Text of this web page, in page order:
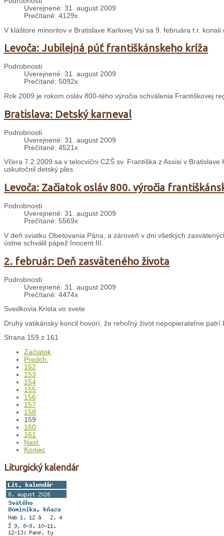
Uverejnené: 31. august 2009
Prečítané: 4129x
V kláštore minoritov v Bratislave Karlovej Vsi sa 9. februára t.r.
Levoča: Jubilejná púť františkánskeho kríža
Podrobnosti
Uverejnené: 31. august 2009
Prečítané: 5092x
Rok 2009 je rokom osláv 800-tého výročia schválenia Františkovej
Bratislava: Detský karneval
Podrobnosti
Uverejnené: 31. august 2009
Prečítané: 4521x
Včera 7.2.2009 sa v telocvični CZŠ sv. Františka z Assisi v
uskutočnil detský ples.
Levoča: Začiatok osláv 800. výročia
Podrobnosti
Uverejnené: 31. august 2009
Prečítané: 5569x
V deň sviatku Obetovania Pána, a zároveň v dni všetkých
ústne schválil pápež Inocent III.
2. február: Deň zasväteného života
Podrobnosti
Uverejnené: 31. august 2009
Prečítané: 4474x
Svedkovia Krista vo svete
Druhý vatikánsky koncil hovorí, že rehoľný život nepopierateľne patrí
Strana 159 z 161
Začiatok
Predch.
152
153
154
155
156
157
158
159
160
161
Nasl.
Koniec
Liturgický kalendár